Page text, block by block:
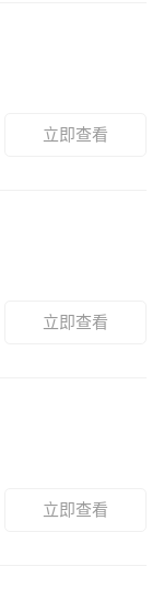
立即查看
立即查看
立即查看